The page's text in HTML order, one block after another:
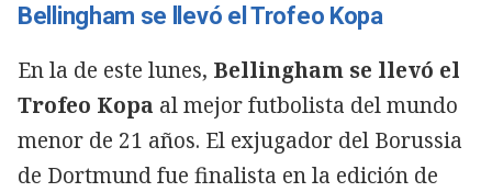
Bellingham se llevó el Trofeo Kopa
En la de este lunes, Bellingham se llevó el
Trofeo Kopa al mejor futbolista del mundo
menor de 21 años. El exjugador del Borussia
de Dortmund fue finalista en la edición de